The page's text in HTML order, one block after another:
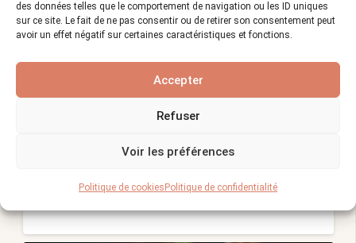
des données telles que le comportement de navigation ou les ID uniques
sur ce site. Le fait de ne pas consentir ou de retirer son consentement peut
avoir un effet négatif sur certaines caractéristiques et fonctions.
Accepter
Refuser
Voir les préférences
Politique de cookies Politique de confidentialité
Aperçu des services proposés par un
traiteur professionnel.
calendar_month 17/12/2023
services allant de la…